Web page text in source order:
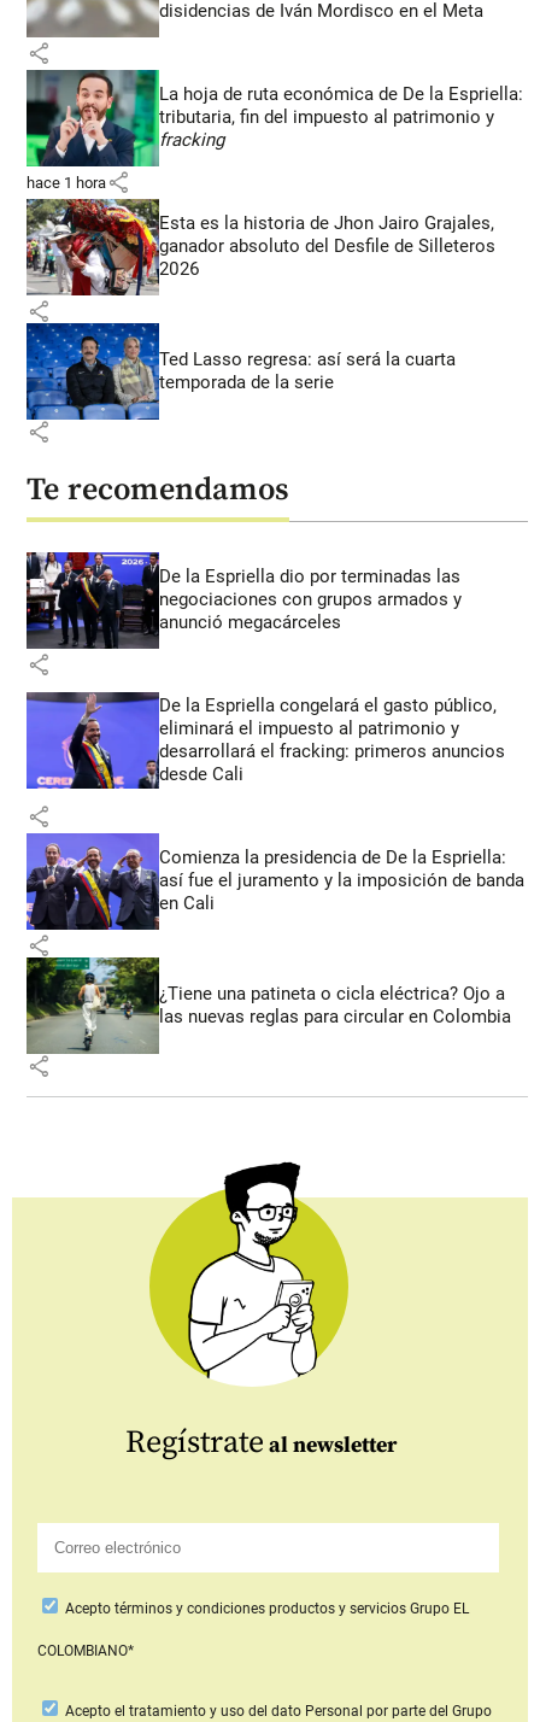
disidencias de Iván Mordisco en el Meta
share
La hoja de ruta económica de De la Espriella:
tributaria, fin del impuesto al patrimonio y
fracking
hace 1 hora share
Esta es la historia de Jhon Jairo Grajales,
ganador absoluto del Desfile de Silleteros
2026
share
Ted Lasso regresa: así será la cuarta
temporada de la serie
share
Te recomendamos
De la Espriella dio por terminadas las
negociaciones con grupos armados y
anunció megacárceles
share
De la Espriella congelará el gasto público,
eliminará el impuesto al patrimonio y
desarrollará el fracking: primeros anuncios
desde Cali
share
Comienza la presidencia de De la Espriella:
así fue el juramento y la imposición de banda
en Cali
share
¿Tiene una patineta o cicla eléctrica? Ojo a
las nuevas reglas para circular en Colombia
share
Regístrate al newsletter
Aceptotérminos y condiciones productos y serviciosGrupo EL
COLOMBIANO*
Acepto el tratamiento y uso del dato Personal por parte del Grupo